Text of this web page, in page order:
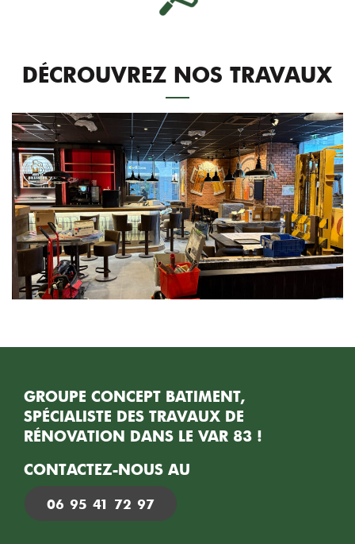
DÉCROUVREZ NOS TRAVAUX
GROUPE CONCEPT BATIMENT,
SPÉCIALISTE DES TRAVAUX DE
RÉNOVATION DANS LE VAR 83 !
CONTACTEZ-NOUS AU
06 95 41 72 97